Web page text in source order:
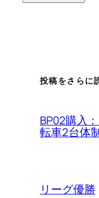
投稿をさらに
BP02購入
転車2台体
リーグ優勝